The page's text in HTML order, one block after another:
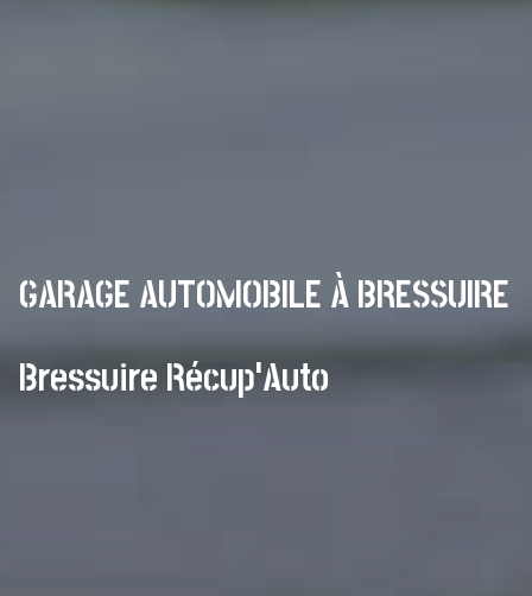
GARAGE AUTOMOBILE À BRESSUIRE
Bressuire Récup'Auto